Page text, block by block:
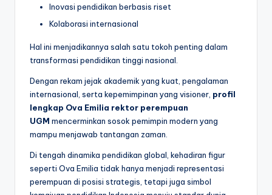
Inovasi pendidikan berbasis riset
Kolaborasi internasional
Hal ini menjadikannya salah satu tokoh penting dalam
transformasi pendidikan tinggi nasional.
Dengan rekam jejak akademik yang kuat, pengalaman
internasional, serta kepemimpinan yang visioner, profil
lengkap Ova Emilia rektor perempuan
UGM mencerminkan sosok pemimpin modern yang
mampu menjawab tantangan zaman.
Di tengah dinamika pendidikan global, kehadiran figur
seperti Ova Emilia tidak hanya menjadi representasi
perempuan di posisi strategis, tetapi juga simbol